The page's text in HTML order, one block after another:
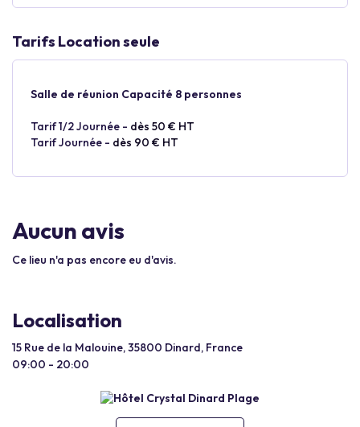
Tarifs Location seule
Salle de réunion Capacité 8 personnes
Tarif 1/2 Journée - dès 50 € HT
Tarif Journée - dès 90 € HT
Aucun avis
Ce lieu n'a pas encore eu d'avis.
Localisation
15 Rue de la Malouine, 35800 Dinard, France
09:00 - 20:00